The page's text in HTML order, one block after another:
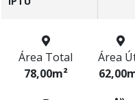
Área Total
78,00m²
Área